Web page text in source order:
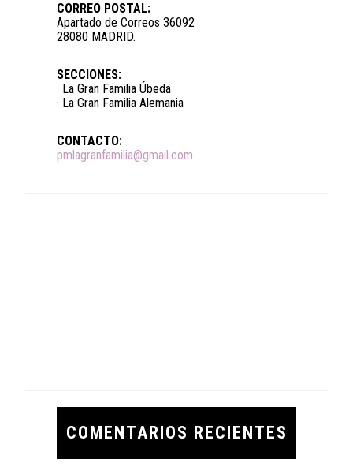
CORREO POSTAL:
Apartado de Correos 36092
28080 MADRID.
SECCIONES:
· La Gran Familia Úbeda
· La Gran Familia Alemania
CONTACTO:
pmlagranfamilia@gmail.com
COMENTARIOS RECIENTES